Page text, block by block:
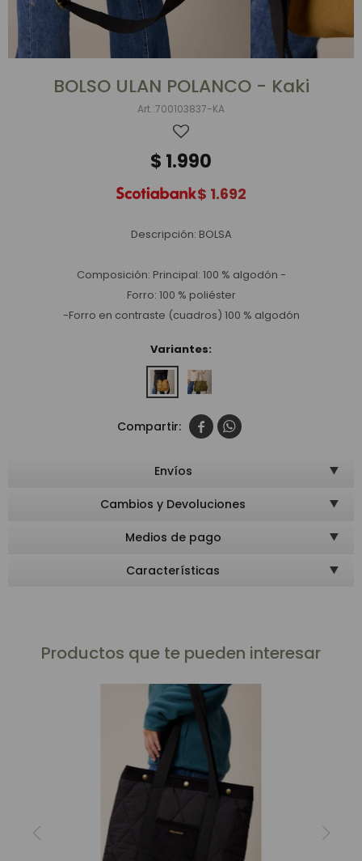
BOLSO ULAN POLANCO - Kaki
700103837-KA
$ 1.990
$ 1.692
Descripción: BOLSA
Composición: Principal: 100 % algodón -
Forro: 100 % poliéster
-Forro en contraste (cuadros) 100 % algodón
Variantes:
 
Envíos
Cambios y Devoluciones
Medios de pago
Características
Productos que te pueden interesar